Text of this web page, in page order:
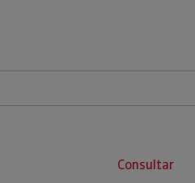
Consultar